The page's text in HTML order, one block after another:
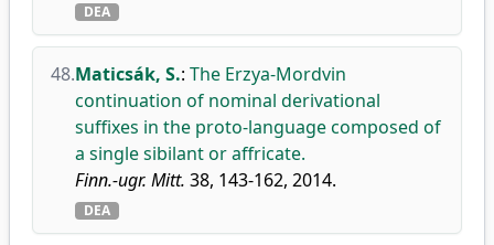
DEA
48.Maticsák, S.: The Erzya-Mordvin
continuation of nominal derivational
suffixes in the proto-language composed of
a single sibilant or affricate.
Finn.-ugr. Mitt. 38, 143-162, 2014.
DEA